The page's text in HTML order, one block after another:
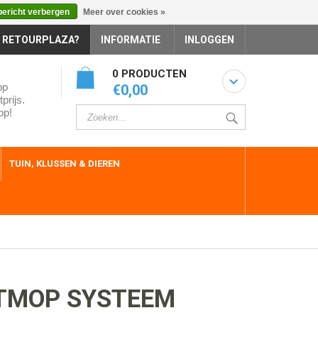
RETOURPLAZA? INFORMATIE INLOGGEN
0 PRODUCTEN
€0,00
TUIN, KLUSSEN & DIEREN
SYSTEEM
verbergen Meer over cookies »